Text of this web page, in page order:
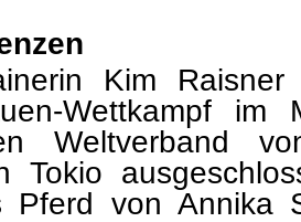
Kim Raisner
Wettkampf im
Weltverband
Tokio
Pferd von Annika